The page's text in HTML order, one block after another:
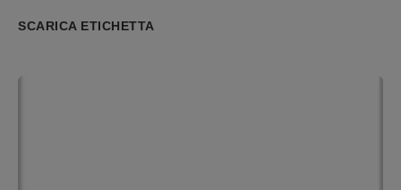
SCARICA ETICHETTA